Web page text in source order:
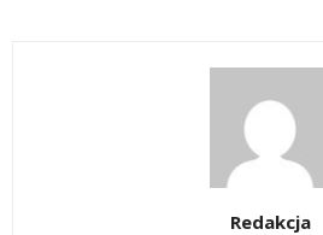
Redakcja